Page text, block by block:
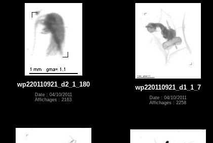
wp220110921_d2_1_180
Date : 04/10/2011
Affichages : 2163
wp220110921_d1_1_7
Date : 04/10/2011
Affichages : 2258